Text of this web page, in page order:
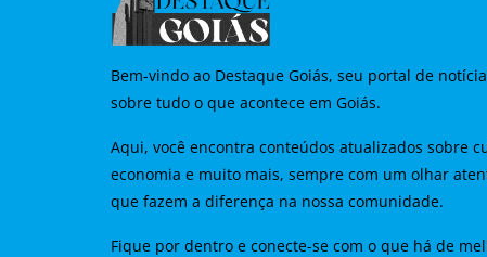
Bem-vindo ao Destaque Goiás, seu portal de
sobre tudo o que acontece em Goiás.
Aqui, você encontra conteúdos atualizados sobre
economia e muito mais, sempre com um olhar
que fazem a diferença na nossa comunidade.
Fique por dentro e conecte-se com o que há de